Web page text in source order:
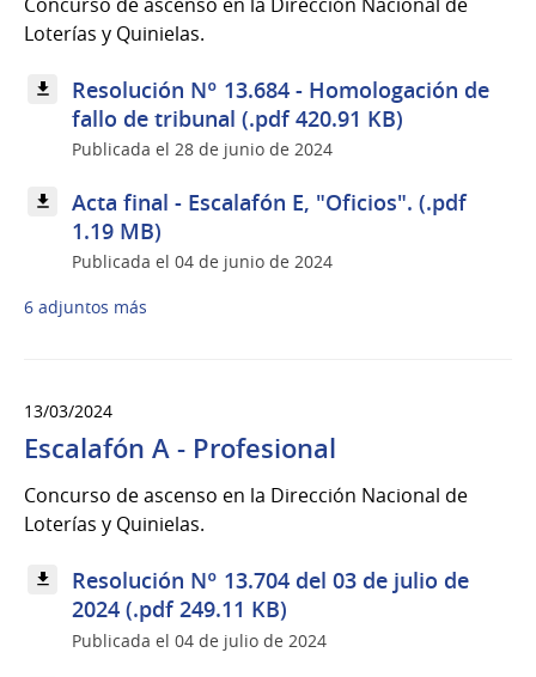
Loterías y Quinielas.
Resolución Nº 13.684 - Homologación de
fallo de tribunal (.pdf 420.91 KB)
Publicada el 28 de junio de 2024
Acta final - Escalafón E, "Oficios". (.pdf
1.19 MB)
Publicada el 04 de junio de 2024
6 adjuntos más
13/03/2024
Escalafón A - Profesional
Concurso de ascenso en la Dirección Nacional de
Loterías y Quinielas.
Resolución Nº 13.704 del 03 de julio de
2024 (.pdf 249.11 KB)
Publicada el 04 de julio de 2024